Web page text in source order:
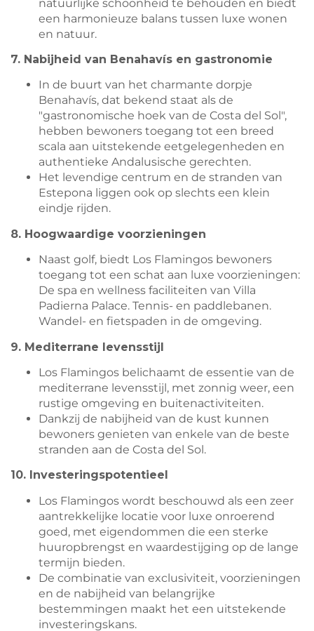
natuurlijke schoonheid te behouden en biedt
een harmonieuze balans tussen luxe wonen
en natuur.
7. Nabijheid van Benahavís en gastronomie
In de buurt van het charmante dorpje
Benahavís, dat bekend staat als de
"gastronomische hoek van de Costa del Sol",
hebben bewoners toegang tot een breed
scala aan uitstekende eetgelegenheden en
authentieke Andalusische gerechten.
Het levendige centrum en de stranden van
Estepona liggen ook op slechts een klein
eindje rijden.
8. Hoogwaardige voorzieningen
Naast golf, biedt Los Flamingos bewoners
toegang tot een schat aan luxe voorzieningen:
De spa en wellness faciliteiten van Villa
Padierna Palace. Tennis- en paddlebanen.
Wandel- en fietspaden in de omgeving.
9. Mediterrane levensstijl
Los Flamingos belichaamt de essentie van de
mediterrane levensstijl, met zonnig weer, een
rustige omgeving en buitenactiviteiten.
Dankzij de nabijheid van de kust kunnen
bewoners genieten van enkele van de beste
stranden aan de Costa del Sol.
10. Investeringspotentieel
Los Flamingos wordt beschouwd als een zeer
aantrekkelijke locatie voor luxe onroerend
goed, met eigendommen die een sterke
huuropbrengst en waardestijging op de lange
termijn bieden.
De combinatie van exclusiviteit, voorzieningen
en de nabijheid van belangrijke
bestemmingen maakt het een uitstekende
investeringskans.